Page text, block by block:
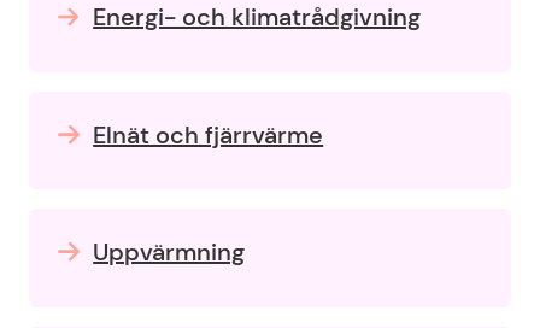
Energi- och klimatrådgivning
Elnät och fjärrvärme
Uppvärmning